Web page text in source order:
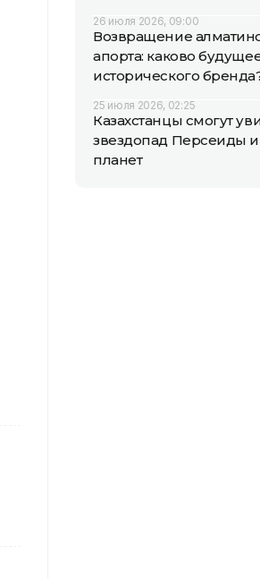
26 июля 2026, 09:00
Возвращение
апорта: каково
исторического
25 июля 2026, 02:25
Казахстанцы смогут
звездопад Персеиды
планет